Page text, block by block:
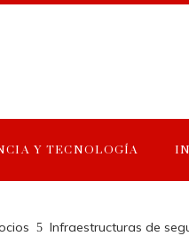
Y TECNOLOGÍA
Infraestructuras de